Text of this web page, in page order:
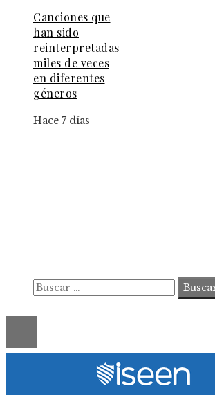
Canciones que
han sido
reinterpretadas
miles de veces
en diferentes
géneros
Hace 7 días
Buscar: